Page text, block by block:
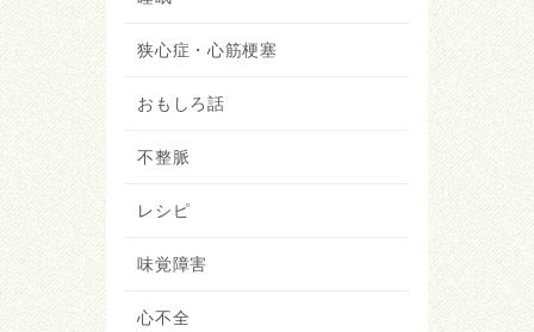
狭心症・心筋梗塞
おもしろ話
不整脈
レシピ
味覚障害
心不全